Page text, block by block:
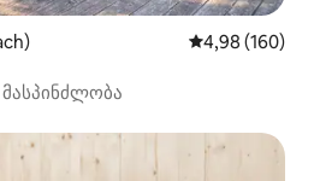
საშუალო
4,98 (160)
მასპინძლობა